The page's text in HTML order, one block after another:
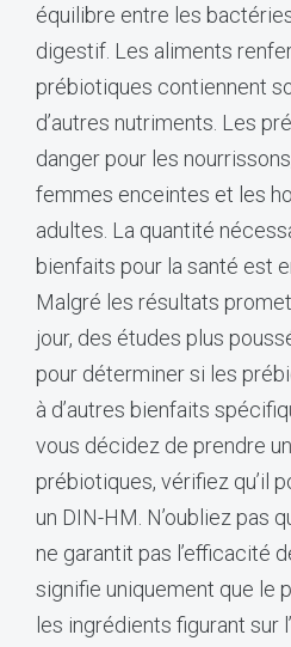
équilibre entre les
digestif. Les aliments
prébiotiques contiennent
d’autres nutriments. Les
danger pour les
femmes enceintes et les
adultes. La quantité
bienfaits pour la santé est
Malgré les résultats
jour, des études plus
pour déterminer si les
à d’autres bienfaits
vous décidez de prendre
prébiotiques, vérifiez qu’il
un DIN-HM. N’oubliez pas
ne garantit pas l’efficacité
signifie uniquement que le
les ingrédients figurant sur